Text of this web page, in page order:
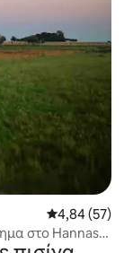
Μέση
4,84 (57)
στο Hannas-